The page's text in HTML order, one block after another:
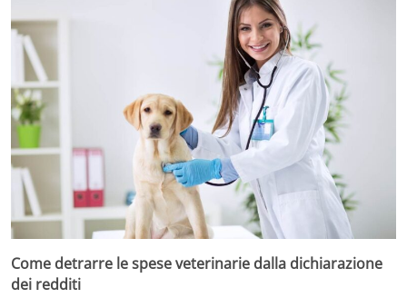
Come detrarre le spese veterinarie dalla dichiarazione
dei redditi